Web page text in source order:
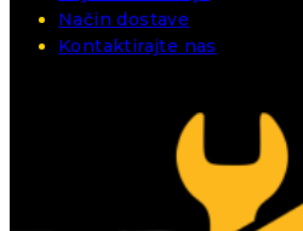
Način dostave
Kontaktirajte nas